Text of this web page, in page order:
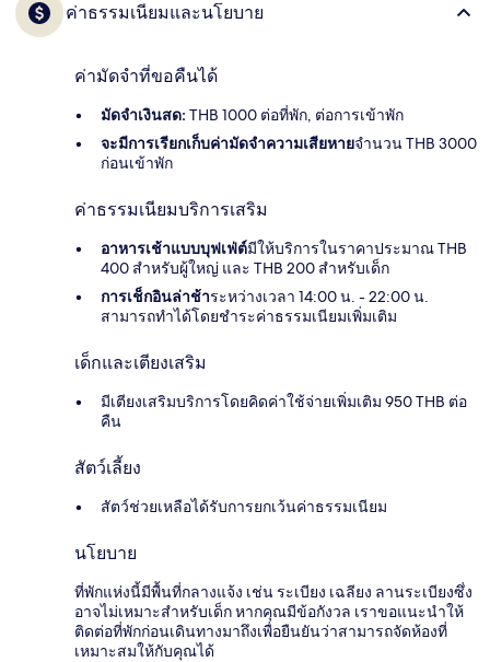
ค่าธรรมเนียมและนโยบาย
ค่ามัดจำที่ขอคืนได้
มัดจำเงินสด: THB 1000 ต่อที่พัก, ต่อการเข้าพัก
จะมีการเรียกเก็บค่ามัดจำความเสียหายจำนวน THB 3000
ก่อนเข้าพัก
ค่าธรรมเนียมบริการเสริม
อาหารเช้าแบบบุฟเฟ่ต์มีให้บริการในราคาประมาณ THB
400 สำหรับผู้ใหญ่ และ THB 200 สำหรับเด็ก
การเช็กอินล่าช้าระหว่างเวลา 14:00 น. - 22:00 น.
สามารถทำได้โดยชำระค่าธรรมเนียมเพิ่มเติม
เด็กและเตียงเสริม
มีเตียงเสริมบริการโดยคิดค่าใช้จ่ายเพิ่มเติม 950 THB ต่อ
คืน
สัตว์เลี้ยง
สัตว์ช่วยเหลือได้รับการยกเว้นค่าธรรมเนียม
นโยบาย
ที่พักแห่งนี้มีพื้นที่กลางแจ้ง เช่น ระเบียง เฉลียง ลานระเบียงซึ่ง
อาจไม่เหมาะสำหรับเด็ก หากคุณมีข้อกังวล เราขอแนะนำให้
ติดต่อที่พักก่อนเดินทางมาถึงเพื่อยืนยันว่าสามารถจัดห้องที่
เหมาะสมให้กับคุณได้